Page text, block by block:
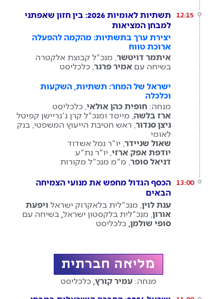
12:15
תשתיות לאומיות 2026: בין חזון שאפתני
למבחן המציאות
יצירת ערך בתשתיות: מהקמה להפעלה
ארוכת טווח
איתמר דויטשר , מנכ"ל קבוצת אלקטרה
בשיחה עםאמיר פרגר , כלכליסט
ישראל של המחר: תשתיות, השקעות
וכלכלה
מנחה:חופית כהן אולאי , כלכליסט
ארז בלשה , מייסד ומנכ"ל קרן ג'נריישן קפיטל
ניצן סנדור , ראש חטיבת הייעוץ המשפטי, בנק
לאומי
שאול שניידר , יו"ר נמל אשדוד
יודפת אפק ארזי , יו"ר נת"ע
דניאל סופר , מ"מ מנכ"ל מקורות
13:00
הכסף הגדול מחפש את מנועי הצמיחה
הבאים
ענת לוין , מנכ"לית בלאקרוק ישראל ויפעת
אורון , מנכ"לית בלקסטון ישראל בשיחה עם
סופי שולמן,כלכליסט
מליאה חברתית
מנחה: עמיר קורץ, כלכליסט